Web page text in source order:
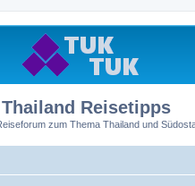
Thailand Reisetipps
zum Thema Thailand und